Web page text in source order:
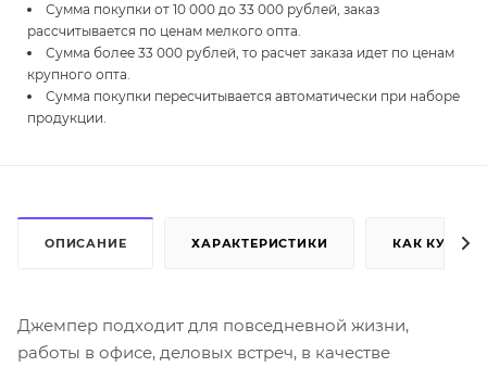
Сумма покупки от 10 000 до 33 000 рублей, заказ
рассчитывается по ценам мелкого опта.
Сумма более 33 000 рублей, то расчет заказа идет по ценам
крупного опта.
Сумма покупки пересчитывается автоматически при наборе
продукции.
ОПИСАНИЕ ХАРАКТЕРИСТИКИ КАК КУПИТЬ
Джемпер подходит для повседневной жизни,
работы в офисе, деловых встреч, в качестве